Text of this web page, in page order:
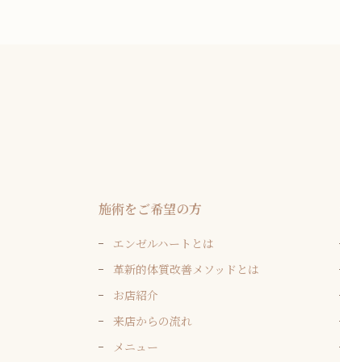
施術をご希望の方
エンゼルハートとは
革新的体質改善メソッドとは
お店紹介
来店からの流れ
メニュー